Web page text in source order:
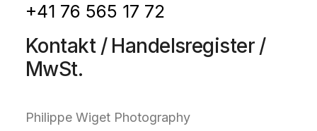
+41 76 565 17 72
Kontakt / Handelsregister /
MwSt.
Philippe Wiget Photography